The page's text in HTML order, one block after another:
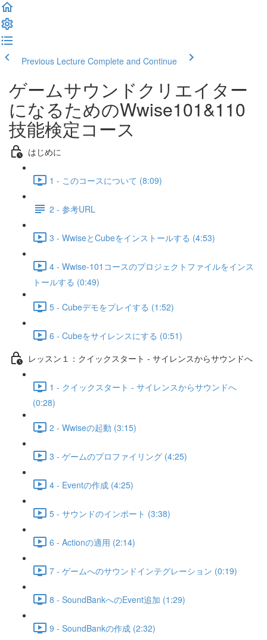
Previous Lecture Complete and Continue
ゲームサウンドクリエイター
になるためのWwise101&110
技能検定コース
はじめに
1 - このコースについて (8:09)
2 - 参考URL
3 - WwiseとCubeをインストールする (4:53)
4 - Wwise-101コースのプロジェクトファイルをインス
トールする (0:49)
5 - Cubeデモをプレイする (1:52)
6 - Cubeをサイレンスにする (0:51)
レッスン１：クイックスタート - サイレンスからサウンドへ
1 - クイックスタート - サイレンスからサウンドへ
(0:28)
2 - Wwiseの起動 (3:15)
3 - ゲームのプロファイリング (4:25)
4 - Eventの作成 (4:25)
5 - サウンドのインポート (3:38)
6 - Actionの適用 (2:14)
7 - ゲームへのサウンドインテグレーション (0:19)
8 - SoundBankへのEvent追加 (1:29)
9 - SoundBankの作成 (2:32)